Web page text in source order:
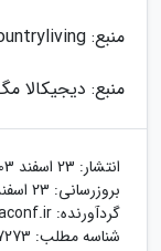
منبع: lifehacker , thompson , countryliving
منبع: دیجیکالا
انتشار: 23 اسفند 1403
بروزرسانی: 23 اسفند 1403
گردآورنده:
شناسه مطلب: 17273